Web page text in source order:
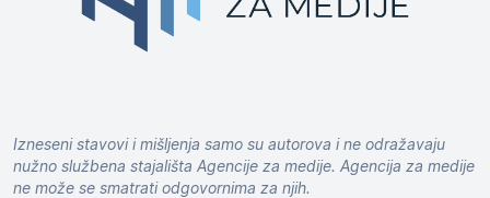
Izneseni stavovi i mišljenja samo su autorova i ne odražavaju
nužno službena stajališta Agencije za medije. Agencija za medije
ne može se smatrati odgovornima za njih.